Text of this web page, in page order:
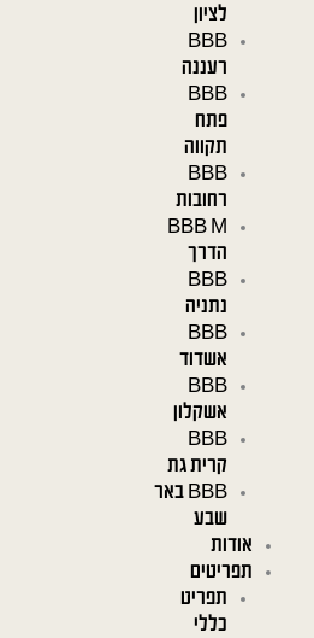
לציון
BBB
רעננה
BBB
פתח
תקווה
BBB
רחובות
BBB M
הדרך
BBB
נתניה
BBB
אשדוד
BBB
אשקלון
BBB
קרית גת
BBB באר
שבע
אודות
תפריטים
תפריט
כללי